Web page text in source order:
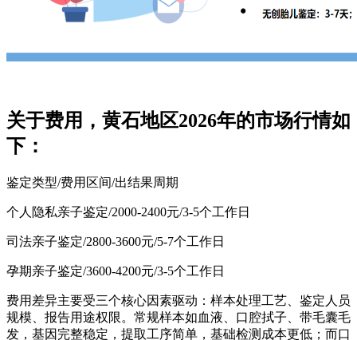
关于费用，黄石地区2026年的市场行情如
下：
鉴定类型/费用区间/出结果周期
个人隐私亲子鉴定/2000-2400元/3-5个工作日
司法亲子鉴定/2800-3600元/5-7个工作日
孕期亲子鉴定/3600-4200元/3-5个工作日
费用差异主要受三个核心因素驱动：样本处理工艺、鉴定人员
规模、报告用途权限。常规样本如血液、口腔拭子、带毛囊毛
发，基因完整稳定，提取工序简单，基础检测成本更低；而口